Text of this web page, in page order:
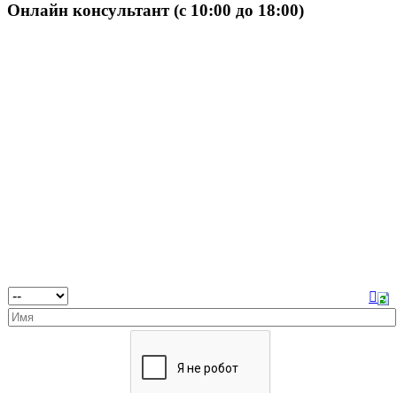
Онлайн консультант (с 10:00 до 18:00)